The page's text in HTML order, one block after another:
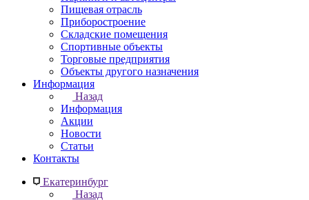
Пищевая отрасль
Приборостроение
Складские помещения
Спортивные объекты
Торговые предприятия
Объекты другого назначения
Информация
Назад
Информация
Акции
Новости
Статьи
Контакты
Екатеринбург
Назад